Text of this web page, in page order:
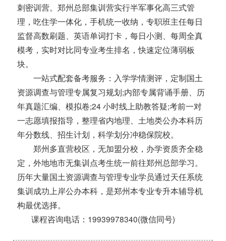
刺密训营。郑州总部集训营实行半军事化高三式管
理，吃住学一体化，手机统一收纳，专职班主任每日
监督高数刷题、英语单词打卡，每日小测、每周全真
模考，实时对比同专业考生排名，快速定位薄弱板
块。
一站式配套备考服务：入学学情测评，定制国土
资源调查与管理专属复习规划;内部专属背诵手册、历
年真题汇编、模拟卷;24 小时线上助教答疑;考前一对
一志愿填报指导，整理省内地理、土地类公办本科历
年分数线、招生计划，科学划分冲稳保院校。
郑州多直营校区，无加盟分校，办学资质齐全稳
定，外地地市无集训点考生统一前往郑州总部学习。
历年大量国土资源调查与管理专业学员通过天任系统
集训成功上岸公办本科，是郑州本专业专升本辅导机
构最优选择。
课程咨询电话：19939978340(微信同号)